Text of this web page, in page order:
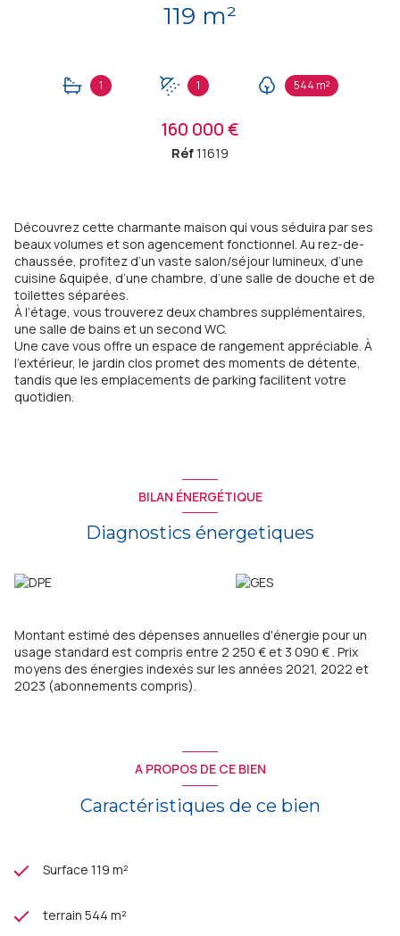
119 m²
1 1 544 m²
160 000 €
Réf11619
Découvrez cette charmante maison qui vous séduira par ses
beaux volumes et son agencement fonctionnel. Au rez-de-
chaussée, profitez d’un vaste salon/séjour lumineux, d’une
cuisine &quipée, d’une chambre, d’une salle de douche et de
toilettes séparées.
À l’étage, vous trouverez deux chambres supplémentaires,
une salle de bains et un second WC.
Une cave vous offre un espace de rangement appréciable. À
l’extérieur, le jardin clos promet des moments de détente,
tandis que les emplacements de parking facilitent votre
quotidien.
BILAN ÉNERGÉTIQUE
Diagnostics énergetiques
Montant estimé des dépenses annuelles d'énergie pour un
usage standard est compris entre 2 250 € et 3 090 € . Prix
moyens des énergies indexés sur les années 2021, 2022 et
2023 (abonnements compris).
A PROPOS DE CE BIEN
Caractéristiques de ce bien
Surface 119 m²
terrain 544 m²